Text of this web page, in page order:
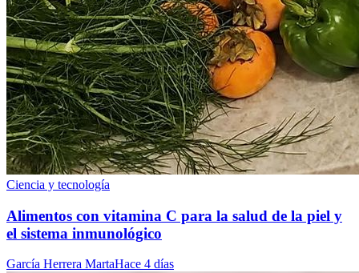
Ciencia y tecnología
Alimentos con vitamina C para la salud de la piel y
el sistema inmunológico
García Herrera MartaHace 4 días